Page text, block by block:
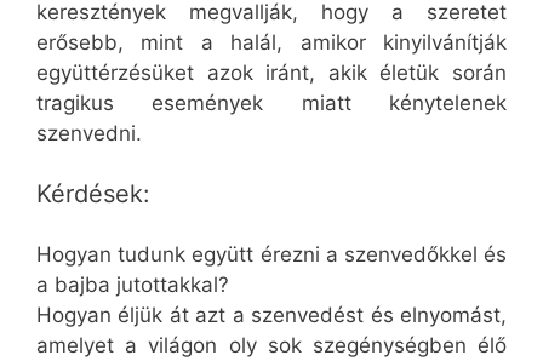
keresztények megvallják, hogy a szeretet
erősebb, mint a halál, amikor kinyilvánítják
együttérzésüket azok iránt, akik életük során
tragikus események miatt kénytelenek
szenvedni.
Kérdések:
Hogyan tudunk együtt érezni a szenvedőkkel és
a bajba jutottakkal?
Hogyan éljük át azt a szenvedést és elnyomást,
amelyet a világon oly sok szegénységben élő